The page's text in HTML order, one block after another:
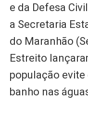
e da Defesa
a Secretaria
do Maranhão
Estreito
população
banho nas